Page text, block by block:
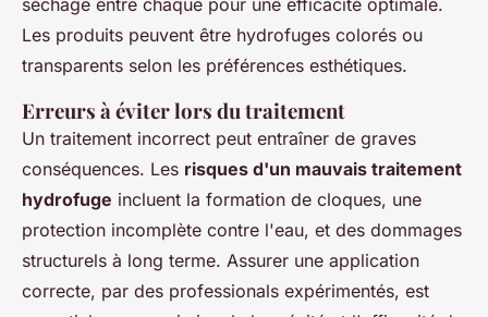
Les produits peuvent être hydrofuges colorés ou
transparents selon les préférences esthétiques.
Erreurs à éviter lors du traitement
Un traitement incorrect peut entraîner de graves
conséquences. Les risques d'un mauvais traitement
hydrofuge incluent la formation de cloques, une
protection incomplète contre l'eau, et des dommages
structurels à long terme. Assurer une application
correcte, par des professionals expérimentés, est